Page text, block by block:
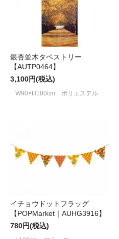
銀杏並木タペストリー
【AUTP0464】
3,100円(税込)
W90×H180cm ポリエステル
イチョウドットフラッグ
【POPMarket｜AUHG3916】
780円(税込)